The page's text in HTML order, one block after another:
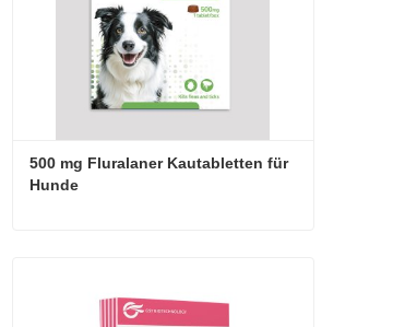
500 mg Fluralaner Kautabletten für
Hunde
Jetzt Kontakt aufnehmen